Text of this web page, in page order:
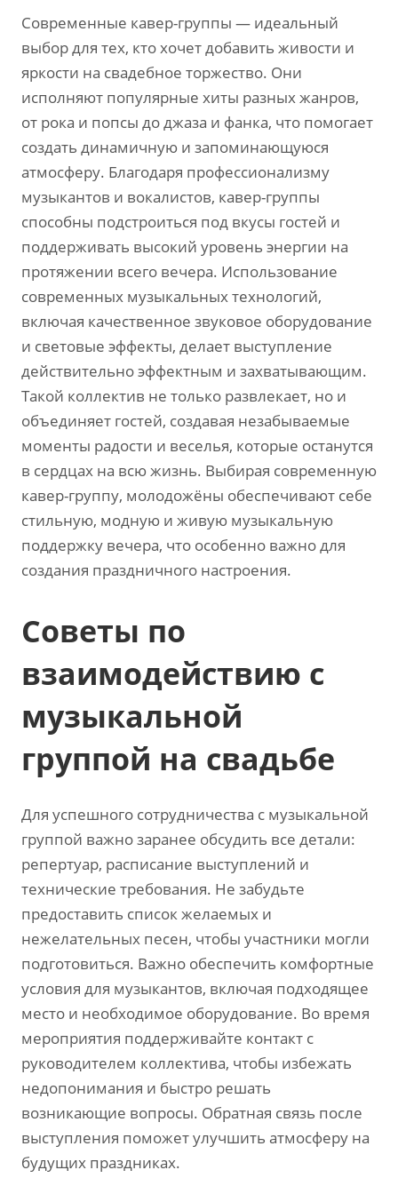
Современные кавер-группы — идеальный
выбор для тех‚ кто хочет добавить живости и
яркости на свадебное торжество. Они
исполняют популярные хиты разных жанров‚
от рока и попсы до джаза и фанка‚ что помогает
создать динамичную и запоминающуюся
атмосферу. Благодаря профессионализму
музыкантов и вокалистов‚ кавер-группы
способны подстроиться под вкусы гостей и
поддерживать высокий уровень энергии на
протяжении всего вечера. Использование
современных музыкальных технологий‚
включая качественное звуковое оборудование
и световые эффекты‚ делает выступление
действительно эффектным и захватывающим.
Такой коллектив не только развлекает‚ но и
объединяет гостей‚ создавая незабываемые
моменты радости и веселья‚ которые останутся
в сердцах на всю жизнь. Выбирая современную
кавер-группу‚ молодожёны обеспечивают себе
стильную‚ модную и живую музыкальную
поддержку вечера‚ что особенно важно для
создания праздничного настроения.
Советы по
взаимодействию с
музыкальной
группой на свадьбе
Для успешного сотрудничества с музыкальной
группой важно заранее обсудить все детали:
репертуар‚ расписание выступлений и
технические требования. Не забудьте
предоставить список желаемых и
нежелательных песен‚ чтобы участники могли
подготовиться. Важно обеспечить комфортные
условия для музыкантов‚ включая подходящее
место и необходимое оборудование. Во время
мероприятия поддерживайте контакт с
руководителем коллектива‚ чтобы избежать
недопонимания и быстро решать
возникающие вопросы. Обратная связь после
выступления поможет улучшить атмосферу на
будущих праздниках.